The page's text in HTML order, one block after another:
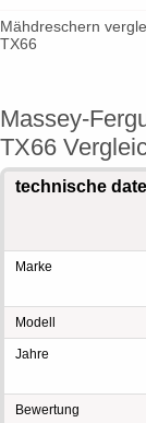
Mähdreschern
TX66
Massey-
TX66
technische
Marke
Modell
Jahre
Bewertung